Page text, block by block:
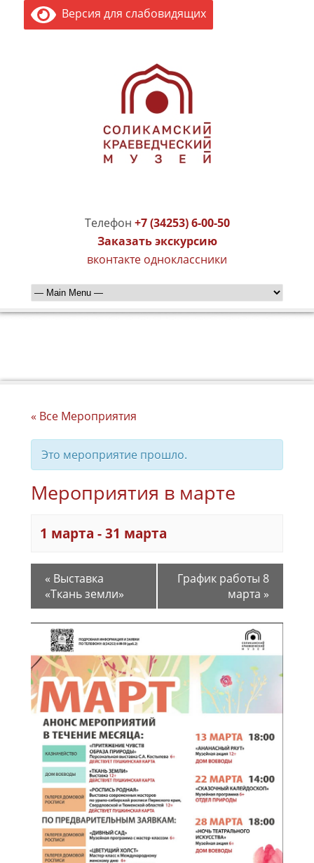
Версия для слабовидящих
Телефон +7 (34253) 6-00-50
Заказать экскурсию
вконтакте одноклассники
« Все Мероприятия
Это мероприятие прошло.
Мероприятия в марте
1 марта -31 марта
« Выставка
«Ткань земли»
График работы 8
марта »